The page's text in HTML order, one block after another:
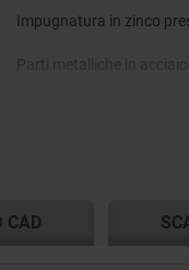
Impugnatura in zinco
CAD